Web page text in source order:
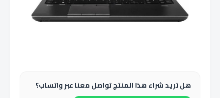
هل تريد شراء هذا المنتج تواصل معنا عبر واتساب؟